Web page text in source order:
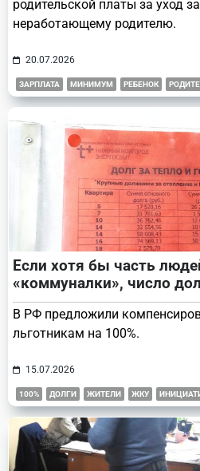
родительской платы за уход
неработающему родителю.
20.07.2026
ЗАРПЛАТА МИНИМУМ РЕБЕНОК
Если хотя бы часть
«коммуналки», число
В РФ предложили
льготникам на 100%.
15.07.2026
100% ДОЛГИ ЖИТЕЛИ ЖКУ